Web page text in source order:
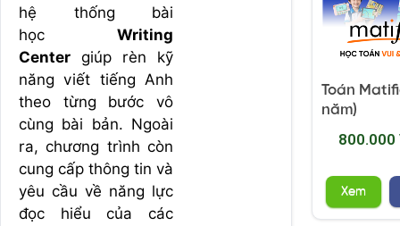
hệ thống bài
học Writing
Center giúp rèn kỹ
năng viết tiếng Anh
theo từng bước vô
cùng bài bản. Ngoài
ra, chương trình còn
cung cấp thông tin và
yêu cầu về năng lực
đọc hiểu của các
Toán
năm)
800.000
Xem